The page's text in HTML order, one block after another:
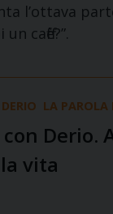
l’ottava
caffè?”.
LA PAROLA
Derio.
vita